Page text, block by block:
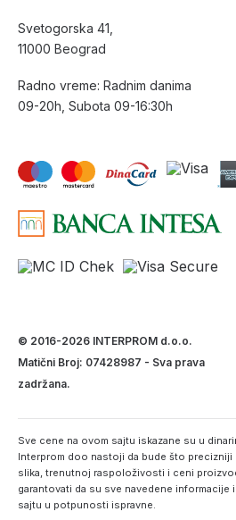
Svetogorska 41,
11000 Beograd
Radno vreme: Radnim danima
09-20h, Subota 09-16:30h
© 2016-2026 INTERPROM d.o.o.
Matični Broj: 07428987 - Sva prava
zadržana.
Sve cene na ovom sajtu iskazane su u
Interprom doo nastoji da bude što precizniji
slika, trenutnoj raspoloživosti i ceni
garantovati da su sve navedene informacije
sajtu u potpunosti ispravne.